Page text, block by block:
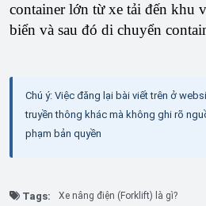
container lớn từ xe tải đến khu
biển và sau đó di chuyển
Chú ý: Việc đăng lại bài viết trên ở
truyền thông khác mà không ghi rõ
phạm bản quyền
Tags: Xe nâng điện (Forklift) là gì?